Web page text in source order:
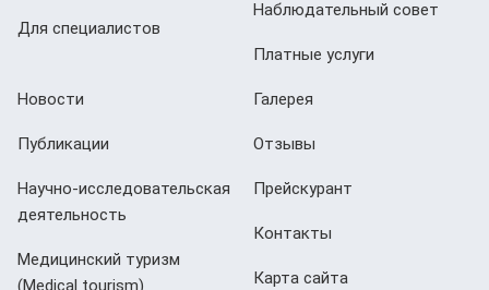
Для специалистов
Наблюдательный совет
Платные услуги
Новости
Публикации
Научно-исследовательская
деятельность
Медицинский туризм
(Мedical tourism)
Галерея
Отзывы
Прейскурант
Контакты
Карта сайта